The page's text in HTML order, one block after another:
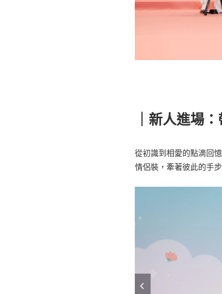
｜新人進場
從初識到相愛的點滴回
情侶裝，牽著彼此的手